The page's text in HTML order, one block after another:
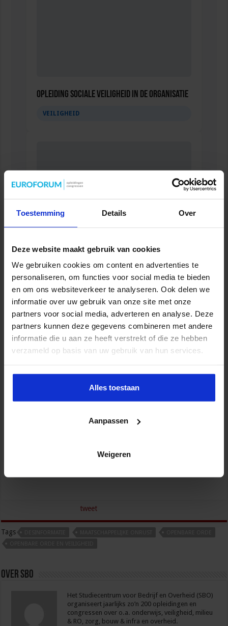
Toestemming Details Over
Deze website maakt gebruik van cookies
We gebruiken cookies om content en advertenties te
personaliseren, om functies voor social media te bieden
en om ons websiteverkeer te analyseren. Ook delen we
informatie over uw gebruik van onze site met onze
partners voor social media, adverteren en analyse. Deze
partners kunnen deze gegevens combineren met andere
informatie die u aan ze heeft verstrekt of die ze hebben
verzameld op basis van uw gebruik van hun services.
Alles toestaan
Aanpassen
Weigeren
Opleiding Sociale Veiligheid in de Organisatie
VEILIGHEID
Opleiding Adviseur zorg en veiligheid
VEILIGHEID
Gebouwbeheer en veiligheid
tweet
Tags
Over sbo
Het Studiecentrum voor Bedrijf en Overheid (SBO)
organiseert jaarlijks zo’n 200 opleidingen en
congressen over o.a. onderwijs, veiligheid, milieu
& RO, zorg, bouw & infra en overheid.